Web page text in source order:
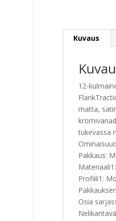
Kuvaus
12-
matta,
tukevassa
Pakkaus:
Profiili1:
Osia